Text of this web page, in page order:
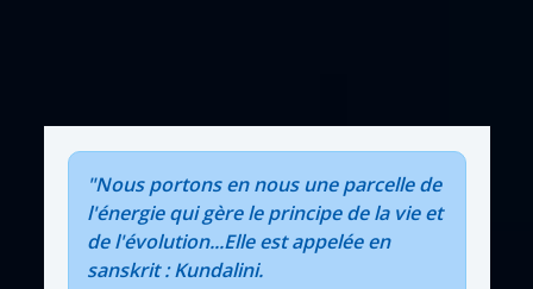
"Nous portons en nous une parcelle de
l'énergie qui gère le principe de la vie et
de l'évolution...Elle est appelée en
sanskrit : Kundalini.